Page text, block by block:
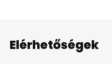
Elérhetőségek